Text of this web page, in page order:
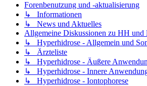
Forenbenutzung und -aktualisierung
↳ Informationen
↳ News und Aktuelles
Allgemeine Diskussionen zu HH und
↳ Hyperhidrose - Allgemein und
↳ Ärzteliste
↳ Hyperhidrose - Äußere
↳ Hyperhidrose - Innere
↳ Hyperhidrose - Iontophorese